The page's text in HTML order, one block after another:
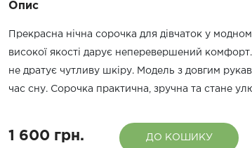
Опис
Прекрасна нічна сорочка для дівчаток у
високої якості дарує неперевершений
не дратує чутливу шкіру. Модель з довгим
час сну. Сорочка практична, зручна та стане
1 600 грн. ДО КОШИКУ